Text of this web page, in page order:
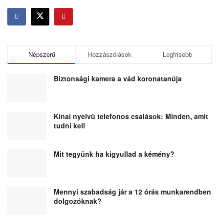
Népszerű Hozzászólások Legfrisebb
Biztonsági kamera a vád koronatanúja
Kínai nyelvű telefonos csalások: Minden, amit
tudni kell
Mit tegyünk ha kigyullad a kémény?
Mennyi szabadság jár a 12 órás munkarendben
dolgozóknak?